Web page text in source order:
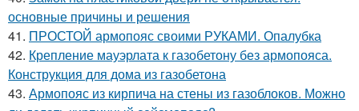
основные причины и решения
41. ПРОСТОЙ армопояс своими РУКАМИ. Опалубка
42. Крепление мауэрлата к газобетону без армопояса.
Конструкция для дома из газобетона
43. Армопояс из кирпича на стены из газоблоков. Можно